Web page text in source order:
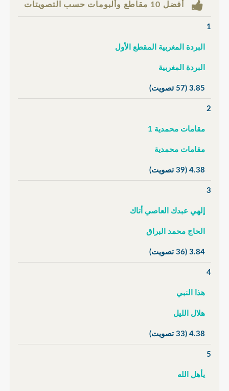
أفضل 10 مقاطع وألبومات حسب التصويتات
1
البردة المغربية المقطع الأول
البردة المغربية
3.85 (57 تصويت)
2
مقامات محمدية 1
مقامات محمدية
4.38 (39 تصويت)
3
إلهي عبدك العاصي أتاك
الحاج محمد البراق
3.84 (36 تصويت)
4
هذا النبي
هلال الليل
4.38 (33 تصويت)
5
يأهل الله